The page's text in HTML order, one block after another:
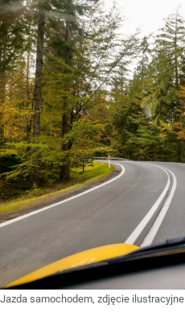
Jazda samochodem, zdjęcie ilustracyjne